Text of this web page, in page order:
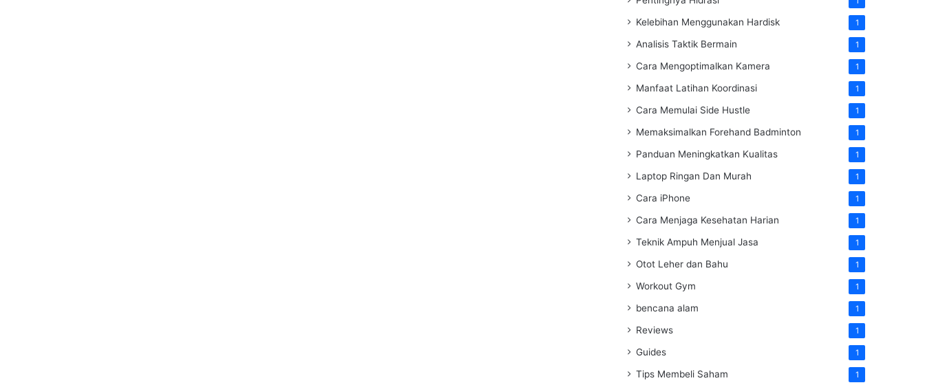
Kelebihan Menggunakan Hardisk 1
Analisis Taktik Bermain 1
Cara Mengoptimalkan Kamera 1
Manfaat Latihan Koordinasi 1
Cara Memulai Side Hustle 1
Memaksimalkan Forehand Badminton 1
Panduan Meningkatkan Kualitas 1
Laptop Ringan Dan Murah 1
Cara iPhone 1
Cara Menjaga Kesehatan Harian 1
Teknik Ampuh Menjual Jasa 1
Otot Leher dan Bahu 1
Workout Gym 1
bencana alam 1
Reviews 1
Guides 1
Tips Membeli Saham 1